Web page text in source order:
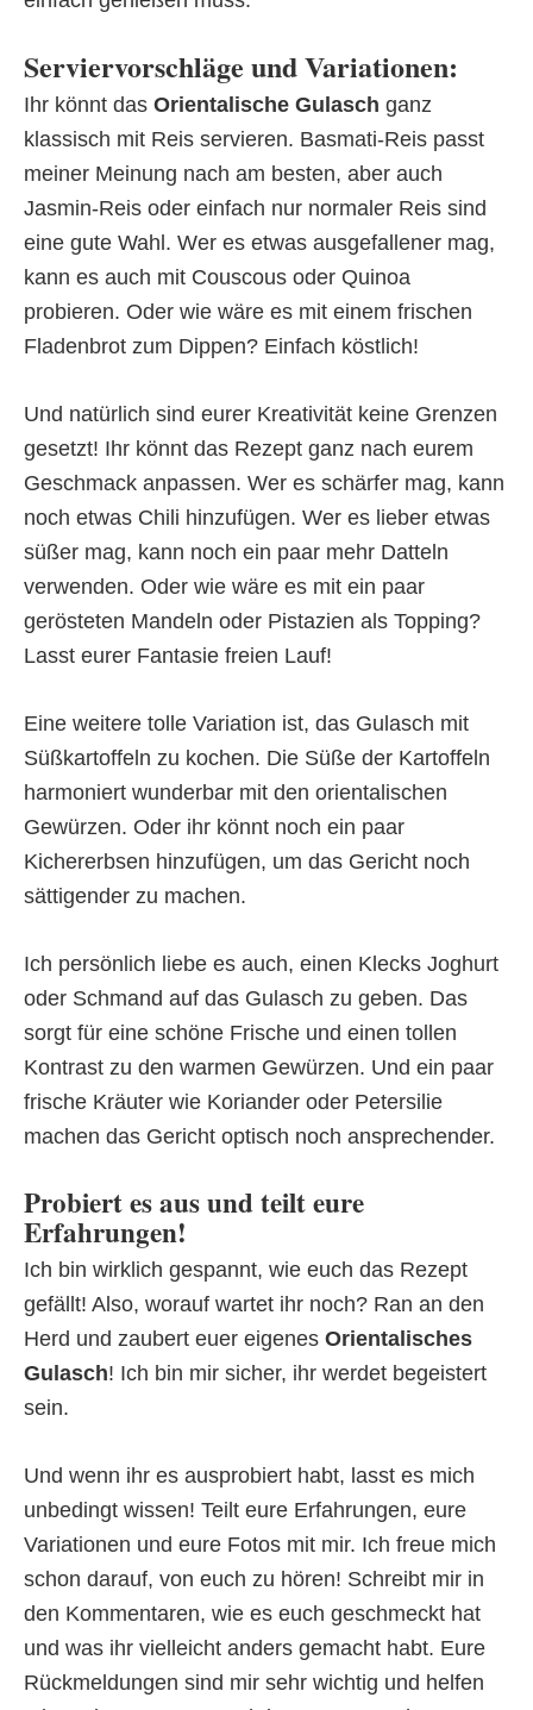
Serviervorschläge und Variationen:
Ihr könnt das Orientalische Gulasch ganz
klassisch mit Reis servieren. Basmati-Reis passt
meiner Meinung nach am besten, aber auch
Jasmin-Reis oder einfach nur normaler Reis sind
eine gute Wahl. Wer es etwas ausgefallener mag,
kann es auch mit Couscous oder Quinoa
probieren. Oder wie wäre es mit einem frischen
Fladenbrot zum Dippen? Einfach köstlich!
Und natürlich sind eurer Kreativität keine Grenzen
gesetzt! Ihr könnt das Rezept ganz nach eurem
Geschmack anpassen. Wer es schärfer mag, kann
noch etwas Chili hinzufügen. Wer es lieber etwas
süßer mag, kann noch ein paar mehr Datteln
verwenden. Oder wie wäre es mit ein paar
gerösteten Mandeln oder Pistazien als Topping?
Lasst eurer Fantasie freien Lauf!
Eine weitere tolle Variation ist, das Gulasch mit
Süßkartoffeln zu kochen. Die Süße der Kartoffeln
harmoniert wunderbar mit den orientalischen
Gewürzen. Oder ihr könnt noch ein paar
Kichererbsen hinzufügen, um das Gericht noch
sättigender zu machen.
Ich persönlich liebe es auch, einen Klecks Joghurt
oder Schmand auf das Gulasch zu geben. Das
sorgt für eine schöne Frische und einen tollen
Kontrast zu den warmen Gewürzen. Und ein paar
frische Kräuter wie Koriander oder Petersilie
machen das Gericht optisch noch ansprechender.
Probiert es aus und teilt eure
Erfahrungen!
Ich bin wirklich gespannt, wie euch das Rezept
gefällt! Also, worauf wartet ihr noch? Ran an den
Herd und zaubert euer eigenes Orientalisches
Gulasch! Ich bin mir sicher, ihr werdet begeistert
sein.
Und wenn ihr es ausprobiert habt, lasst es mich
unbedingt wissen! Teilt eure Erfahrungen, eure
Variationen und eure Fotos mit mir. Ich freue mich
schon darauf, von euch zu hören! Schreibt mir in
den Kommentaren, wie es euch geschmeckt hat
und was ihr vielleicht anders gemacht habt. Eure
Rückmeldungen sind mir sehr wichtig und helfen